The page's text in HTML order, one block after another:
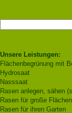
nach:
Unsere Leistungen:
Flächenbegrünung mit
Hydrosaat
Nasssaat
Rasen anlegen, sähen
Rasen für große Flächen
Rasen für ihren Garten